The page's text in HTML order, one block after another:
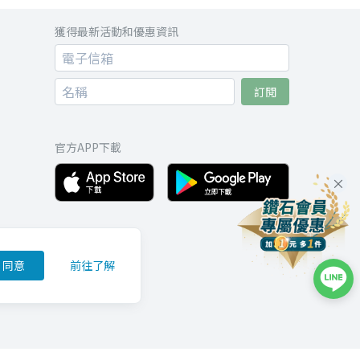
獲得最新活動和優惠資訊
訂閱
官方APP下載
同意 前往了解